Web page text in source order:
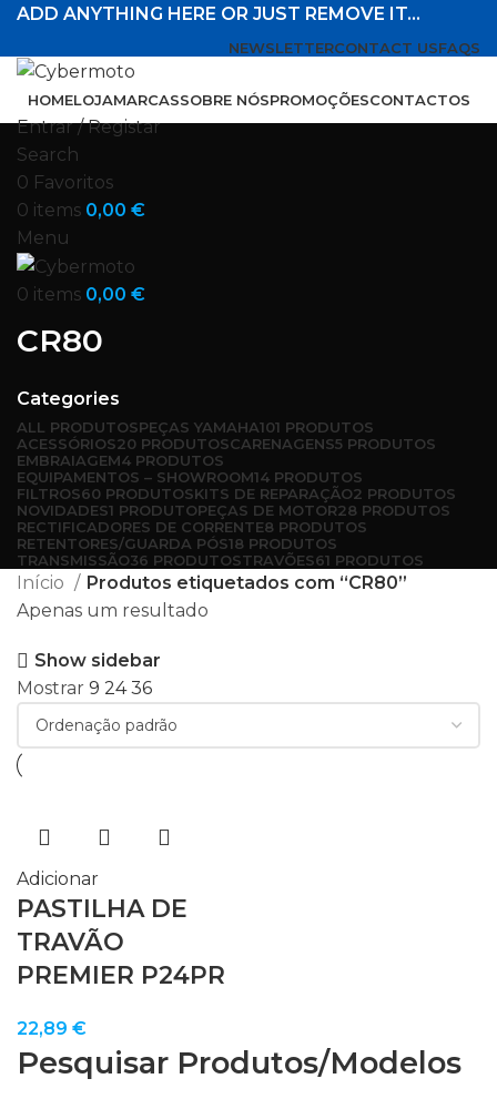
ADD ANYTHING HERE OR JUST REMOVE IT…
NEWSLETTERCONTACT USFAQS
HOMELOJAMARCASSOBRE NÓSPROMOÇÕESCONTACTOS
Entrar / Registar
Search
0 Favoritos
0 items 0,00 €
Menu
0 items 0,00 €
CR80
Categories
ALL PRODUTOSPEÇAS YAMAHA101 PRODUTOS
ACESSÓRIOS20 PRODUTOSCARENAGENS5 PRODUTOS
EMBRAIAGEM4 PRODUTOS
EQUIPAMENTOS – SHOWROOM14 PRODUTOS
FILTROS60 PRODUTOSKITS DE REPARAÇÃO2 PRODUTOS
NOVIDADES1 PRODUTOPEÇAS DE MOTOR28 PRODUTOS
RECTIFICADORES DE CORRENTE8 PRODUTOS
RETENTORES/GUARDA PÓS18 PRODUTOS
TRANSMISSÃO36 PRODUTOSTRAVÕES61 PRODUTOS
Pesquisar Produtos/modelos
Início
Produtos etiquetados com “CR80”
Apenas um resultado
Show sidebar
Mostrar 9 2436
Adicionar
PASTILHA DE
TRAVÃO
PREMIER P24PR
22,89 €